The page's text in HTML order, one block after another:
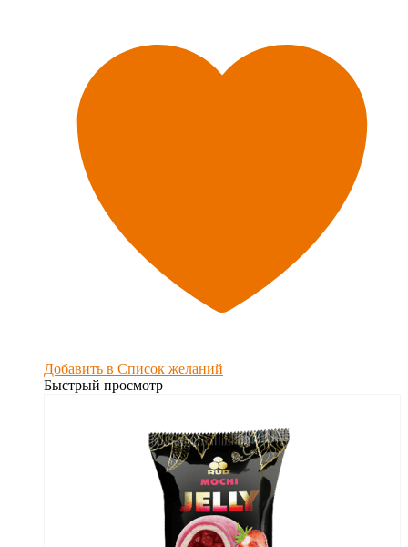
Добавить в Список желаний
Быстрый просмотр